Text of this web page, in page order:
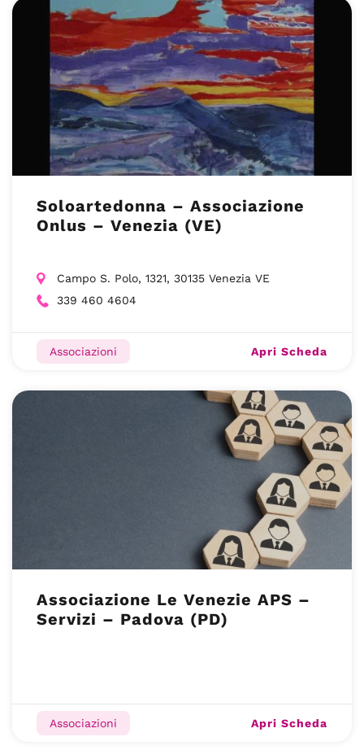
Soloartedonna – Associazione
Onlus – Venezia (VE)
Campo S. Polo, 1321, 30135 Venezia VE
339 460 4604
Associazioni Apri Scheda
Associazione Le Venezie APS –
Servizi – Padova (PD)
Associazioni Apri Scheda